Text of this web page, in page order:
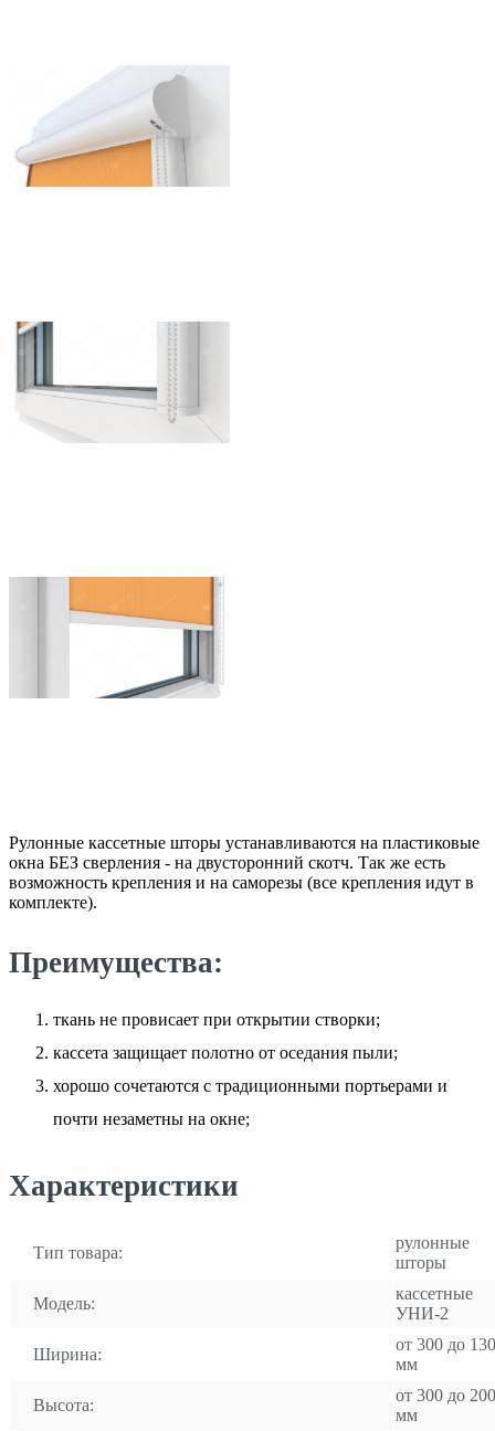
Рулонные кассетные шторы устанавливаются на пластиковые
окна БЕЗ сверления - на двусторонний скотч. Так же есть
возможность крепления и на саморезы (все крепления идут в
комплекте).
Преимущества:
ткань не провисает при открытии створки;
кассета защищает полотно от оседания пыли;
хорошо сочетаются с традиционными портьерами и
почти незаметны на окне;
Характеристики
Тип товара:
рулонные
шторы
Модель:
кассетные
УНИ-2
Ширина:
от 300 до
мм
Высота:
от 300 до
мм